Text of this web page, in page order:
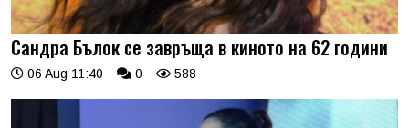
Сандра Бълок се завръща в киното на 62 години
06 Aug 11:40 0 588